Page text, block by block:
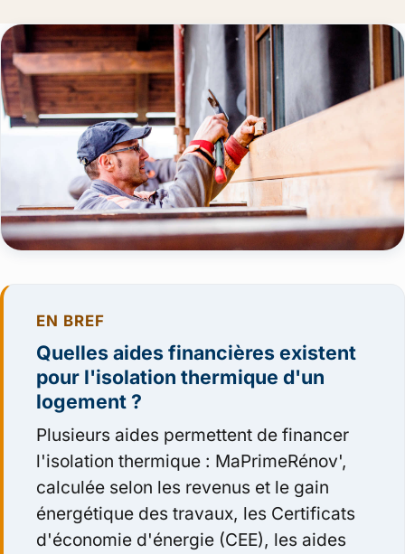
EN BREF
Quelles aides financières existent
pour l'isolation thermique d'un
logement ?
Plusieurs aides permettent de financer
l'isolation thermique : MaPrimeRénov',
calculée selon les revenus et le gain
énergétique des travaux, les Certificats
d'économie d'énergie (CEE), les aides